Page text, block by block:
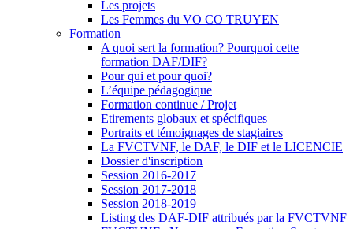
Les projets
Les Femmes du VO CO TRUYEN
Formation
A quoi sert la formation? Pourquoi cette
formation DAF/DIF?
Pour qui et pour quoi?
L’équipe pédagogique
Formation continue / Projet
Etirements globaux et spécifiques
Portraits et témoignages de stagiaires
La FVCTVNF, le DAF, le DIF et le LICENCIE
Dossier d'inscription
Session 2016-2017
Session 2017-2018
Session 2018-2019
Listing des DAF-DIF attribués par la FVCTVNF